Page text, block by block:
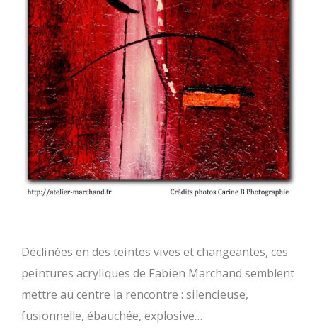
Déclinées en des teintes vives et changeantes, ces
peintures acryliques de Fabien Marchand semblent
mettre au centre la rencontre : silencieuse,
fusionnelle, ébauchée, explosive…